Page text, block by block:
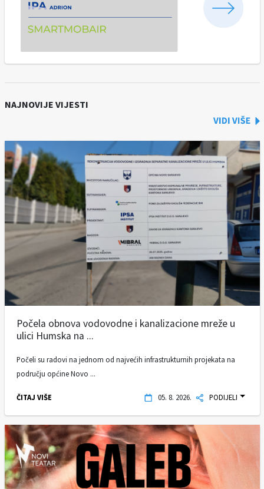
NAJNOVIJE VIJESTI
Počela obnova vodovodne i kanalizacione mreže u
ulici Humska na ...
Počeli su radovi na jednom od najvećih infrastrukturnih projekata na
području općine Novo ...
ČITAJ VIŠE 05. 8. 2026. PODIJELI